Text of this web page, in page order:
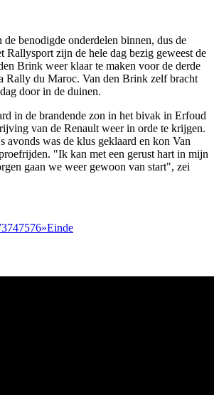
de benodigde onderdelen binnen, dus de
Rallysport zijn de hele dag bezig geweest de
Brink weer klaar te maken voor de derde
Rally du Maroc. Van den Brink zelf bracht
door in de duinen.
in de brandende zon in het bivak in Erfoud
van de Renault weer in orde te krijgen.
avonds was de klus geklaard en kon Van
"Ik kan met een gerust hart in mijn
gaan we weer gewoon van start", zei
747576»Einde